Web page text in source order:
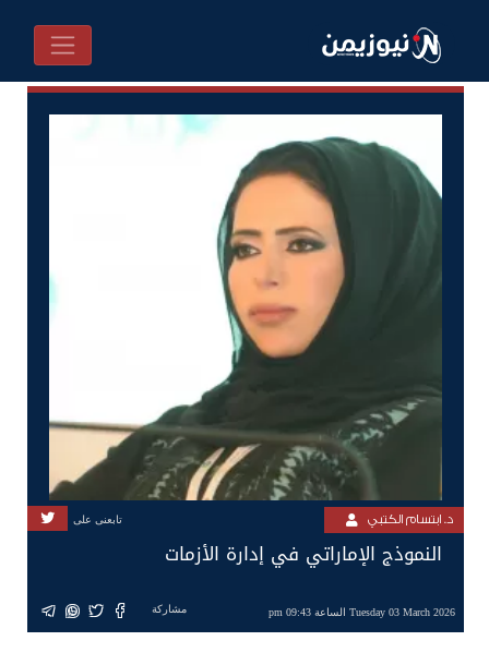
د. ابتسام الكتبي تابعنى على
النموذج الإماراتي في إدارة الأزمات
Tuesday 03 March 2026 الساعة 09:43 pm مشاركة